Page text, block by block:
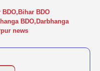
BDO, Bihar BDO
BDO, Darbhanga
news